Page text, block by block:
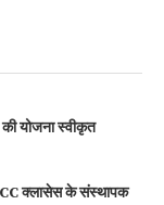
योजना स्वीकृत
क्लासेस के संस्थापक